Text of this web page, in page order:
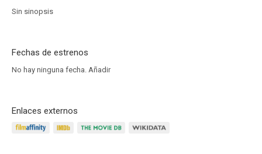
Sin sinopsis
Fechas de estrenos
No hay ninguna fecha. Añadir
Enlaces externos